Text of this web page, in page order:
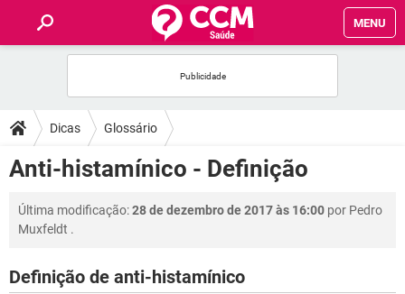
MENU
FÓRUM
SAÚDE
FAMÍLIA
Dicas Glossário
Anti-histamínico - Definição
Última modificação:28 de dezembro de 2017 às 16:00 por Pedro
Muxfeldt .
Definição de anti-histamínico